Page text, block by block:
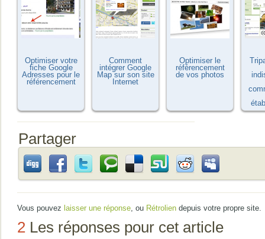
Optimiser votre
fiche Google
Adresses pour le
référencement
Comment
intégrer Google
Map sur son site
Internet
Optimiser le
référencement
de vos photos
Partager
Vous pouvez laisser une réponse, ou Rétrolien depuis votre propre site.
2 Les réponses pour cet article